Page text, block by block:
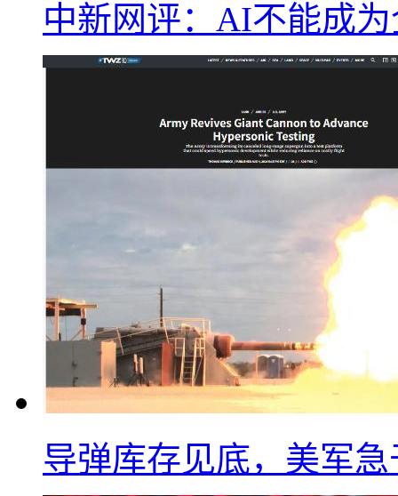
中新网评：AI不能成
导弹库存见底，美军